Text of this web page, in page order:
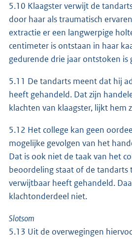
5.10 Klaagster verwijt de
door haar als traumatisch ervaren
extractie er een langwerpige
centimeter is ontstaan in haar
gedurende drie jaar ontstoken is
5.11 De tandarts meent dat hij
heeft gehandeld. Dat zijn
klachten van klaagster, lijkt hem
5.12 Het college kan geen
mogelijke gevolgen van het
Dat is ook niet de taak van het
beoordeling staat of de tandarts
verwijtbaar heeft gehandeld.
klachtonderdeel niet.
Slotsom
5.13 Uit de overwegingen